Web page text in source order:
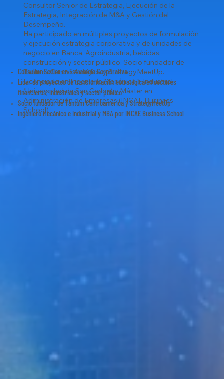
Consultor Senior en Estrategia Corporativa
Líder de proyectos de transformación estratégica en sectores
financieros, industriales y sector público
Socio fundador de Tantum Centroamérica y StrategyMeetUp
Ingeniero Mecánico e Industrial y MBA por INCAE Business School
Consultor Senior de Estrategia, Ejecución de la
Estrategia, Integración de M&A y Gestión del
Desempeño.
Ha participado en múltiples proyectos de formulación
y ejecución estrategia corporativa y de unidades de
negocio en Banca, Agroindustria, bebidas,
construcción y sector público. Socio fundador de
Tantum Centro América y StrategyMeetUp.
Licenciado en Ingeniería Mecánica e Industrial
(Universidad de San Carlos) y Máster en
Administración de Empresas (INCAE Business
School)